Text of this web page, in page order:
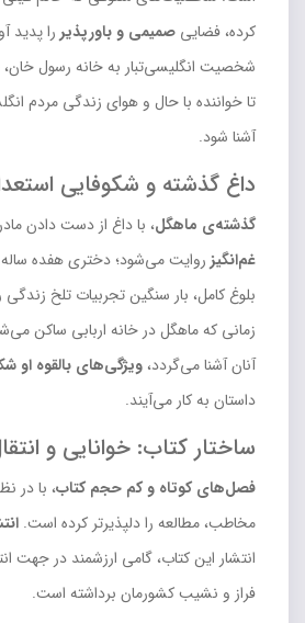
کرده، فضایی صمیمی و باورپذیر را پدید
شخصیت انگلیسی‌تبار به خانه رسول
تا خواننده با حال و هوای زندگی مردم
آشنا شود.
داغ گذشته و شکوفایی
گذشته‌ی ماهگل، با داغ از دست دادن
غم‌انگیز روایت می‌شود؛ دختری هفده
بلوغ کامل، بار سنگین تجربیات تلخ
زمانی که ماهگل در خانه اربابی ساکن
آنان آشنا می‌گردد، ویژگی‌های بالقوه او
داستان به کار می‌آیند.
ساختار کتاب: خوانایی و
فصل‌های کوتاه و کم حجم کتاب، با در
مخاطب، مطالعه را دلپذیرتر کرده است.
انتشار این کتاب، گامی ارزشمند در جهت
فراز و نشیب کشورمان برداشته است.